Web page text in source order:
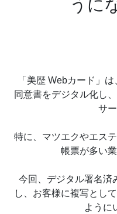
うに
「美歴 Webカード」
同意書をデジタル化し
サ
特に、マツエクやエス
帳票が多い
今回、デジタル署名済
し、お客様に複写とし
ように